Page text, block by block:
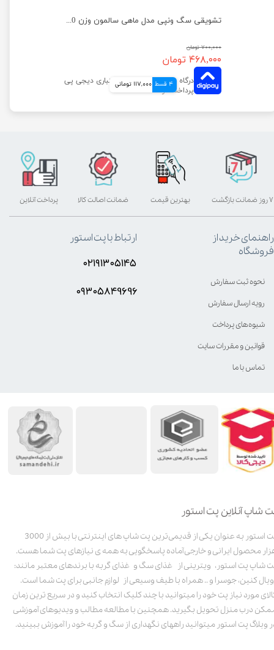
تشویقی سگ ونپی مدل ماهی سالمون وزن 100 گرم
۷۰۰,۰۰۰ تومان
۴۶۸,۰۰۰ تومان
4 قسط 117,000 تومانی
شاپ آنلاین پت استور
پت استور به عنوان یکی از قدیمی‌ترین پت شاپ های اینترنتی با بیش از 3000
محصول ایرانی و خارجی آماده پاسخگویی به همه ی نیازهای پت شما هست.
شاپ پت استور، ویترینی از غذای سگ و غذای گربه با برندهای معتبر مانند:
کنین، جوسرا و .. همراه با طیف وسیعی از لوازم جانبی برای پت شما است.
مورد نیاز پت خود را میتوانید با چند کلیک انتخاب کنید و در سریع ترین زمان
درب منزل تحویل بگیرید. همچنین با مطالعه مطالب و ویدیوهای آموزشی
وبلاگ پت استور میتوانید راههای نگهداری از سگ و گربه خود را آموزش ببینید.
بهترین قیمت پرداخت آنلاین ۷ روز ضمانت بازگشت ضمانت اصالت کالا
راهنمای خرید از
فروشگاه
نحوه ثبت سفارش
رویه ارسال سفارش
شیوه‌های پرداخت
قوانین و مقررات سایت
تماس با ما
ارتباط با پت استور
۰۲۱۹۱۳۰۵۱۴۵
۰۹۳۰۵8۴9696